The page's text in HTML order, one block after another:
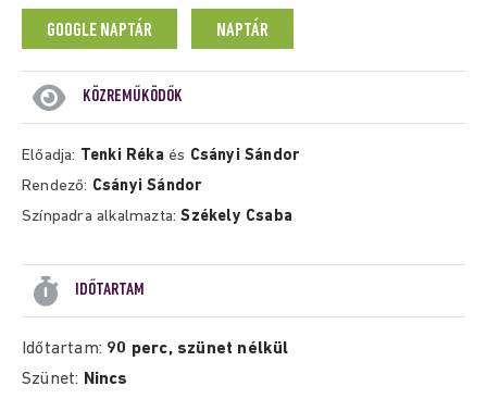
GOOGLE NAPTÁR NAPTÁR
KÖZREMŰKÖDŐK
Előadja: Tenki Rékaés Csányi Sándor
Rendező: Csányi Sándor
Színpadra alkalmazta:Székely Csaba
IDŐTARTAM
Időtartam: 90 perc, szünet nélkül
Szünet: Nincs